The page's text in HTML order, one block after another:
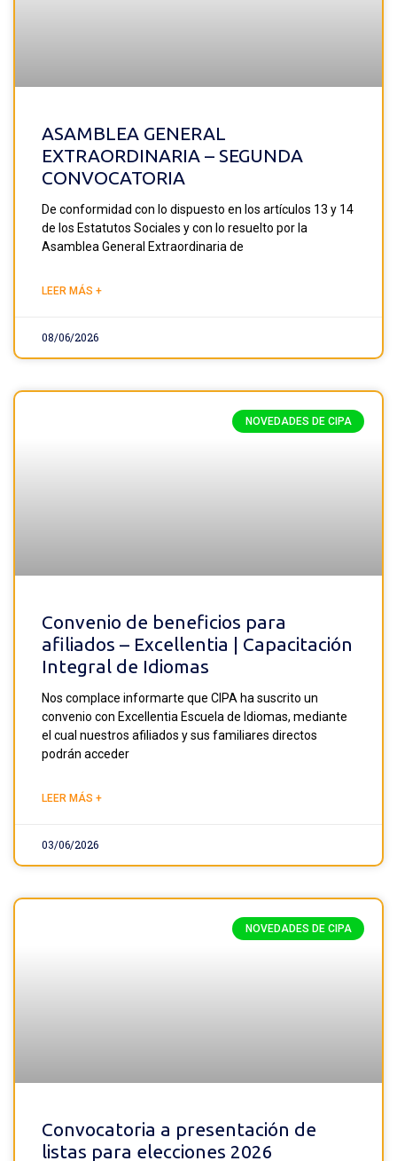
ASAMBLEA GENERAL
EXTRAORDINARIA – SEGUNDA
CONVOCATORIA
De conformidad con lo dispuesto en los artículos 13 y 14
de los Estatutos Sociales y con lo resuelto por la
Asamblea General Extraordinaria de
LEER MÁS +
08/06/2026
NOVEDADES DE CIPA
Convenio de beneficios para
afiliados – Excellentia | Capacitación
Integral de Idiomas
Nos complace informarte que CIPA ha suscrito un
convenio con Excellentia Escuela de Idiomas, mediante
el cual nuestros afiliados y sus familiares directos
podrán acceder
LEER MÁS +
03/06/2026
NOVEDADES DE CIPA
Convocatoria a presentación de
listas para elecciones 2026